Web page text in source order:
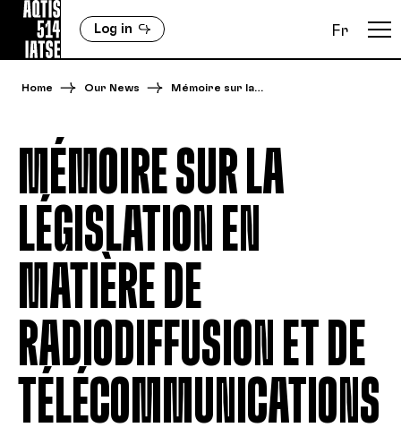
Log in Fr
Home Our News Mémoire sur la…
MÉMOIRE SUR LA
LÉGISLATION EN
MATIÈRE DE
RADIODIFFUSION ET DE
TÉLÉCOMMUNICATIONS